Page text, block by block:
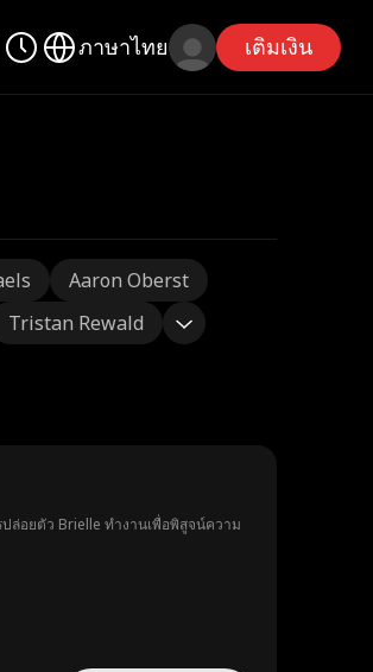
ภาษาไทย เติมเงิน
Aaron Oberst
Tristan Rewald
ล่อยตัว Brielle ทำงานเพื่อพิสูจน์ความ